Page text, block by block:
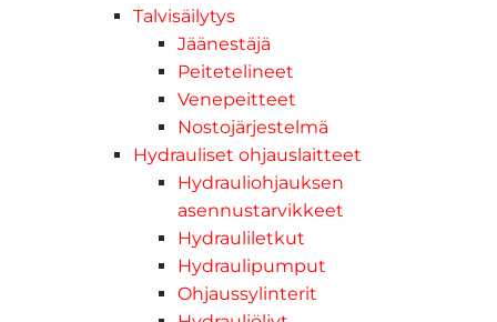
Talvisäilytys
Jäänestäjä
Peitetelineet
Venepeitteet
Nostojärjestelmä
Hydrauliset ohjauslaitteet
Hydrauliohjauksen
asennustarvikkeet
Hydrauliletkut
Hydraulipumput
Ohjaussylinterit